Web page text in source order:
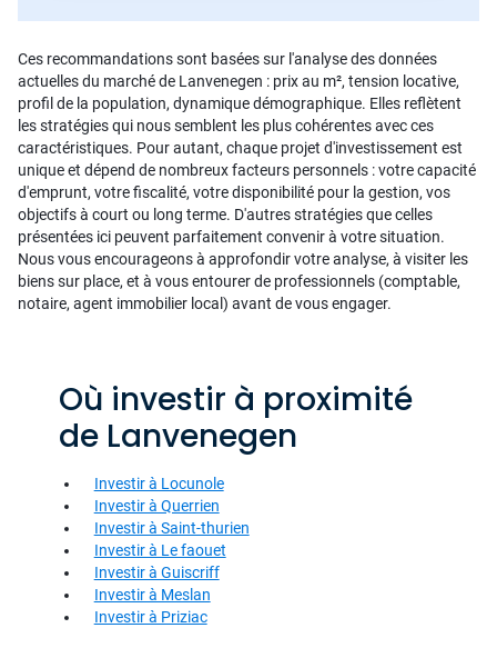
Ces recommandations sont basées sur l'analyse des données
actuelles du marché de Lanvenegen : prix au m², tension locative,
profil de la population, dynamique démographique. Elles reflètent
les stratégies qui nous semblent les plus cohérentes avec ces
caractéristiques. Pour autant, chaque projet d'investissement est
unique et dépend de nombreux facteurs personnels : votre capacité
d'emprunt, votre fiscalité, votre disponibilité pour la gestion, vos
objectifs à court ou long terme. D'autres stratégies que celles
présentées ici peuvent parfaitement convenir à votre situation.
Nous vous encourageons à approfondir votre analyse, à visiter les
biens sur place, et à vous entourer de professionnels (comptable,
notaire, agent immobilier local) avant de vous engager.
Où investir à proximité
de Lanvenegen
Investir à Locunole
Investir à Querrien
Investir à Saint-thurien
Investir à Le faouet
Investir à Guiscriff
Investir à Meslan
Investir à Priziac